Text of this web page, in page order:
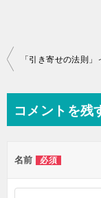
投
ビ
ー
シ
「引き寄せの法則」
コメントを残
名前 必須